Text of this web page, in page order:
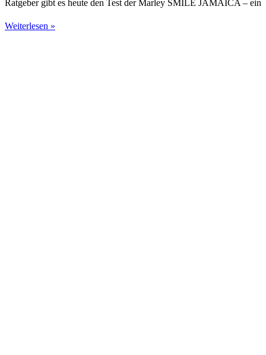
Ratgeber gibt es heute den Test der Marley SMILE JAMAICA – ein
Weiterlesen »